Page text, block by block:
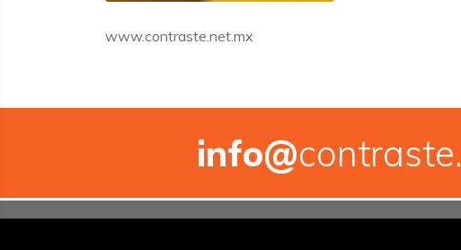
www.contraste.net.mx
info@contraste.